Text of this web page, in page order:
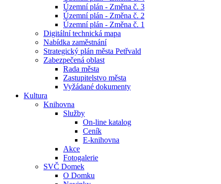
Územní plán - Změna č. 3
Územní plán - Změna č. 2
Územní plán - Změna č. 1
Digitální technická mapa
Nabídka zaměstnání
Strategický plán města Petřvald
Zabezpečená oblast
Rada města
Zastupitelstvo města
Vyžádané dokumenty
Kultura
Knihovna
Služby
On-line katalog
Ceník
E-knihovna
Akce
Fotogalerie
SVČ Domek
O Domku